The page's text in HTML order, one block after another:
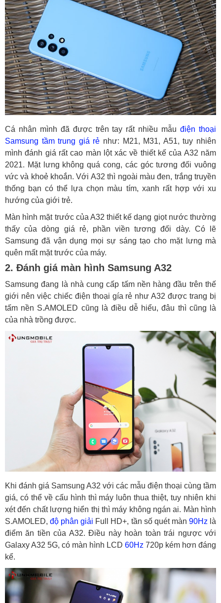
Cá nhân mình đã được trên tay rất nhiều mẫuđiện thoại
Samsung tầm trung giá rẻ như: M21, M31, A51, tuy nhiên
mình đánh giá rất cao màn lột xác về thiết kế của A32 năm
2021. Mặt lưng không quá cong, các góc tương đối vuông
vức và khoẻ khoắn. Với A32 thì ngoài màu đen, trắng truyền
thống bạn có thể lựa chọn màu tím, xanh rất hợp với xu
hướng của giới trẻ.
Màn hình mặt trước của A32 thiết kế dạng giọt nước thường
thấy của dòng giá rẻ, phần viền tương đối dày. Có lẽ
Samsung đã vận dụng mọi sự sáng tạo cho mặt lưng mà
quên mất mặt trước của máy.
2. Đánh giá màn hình Samsung A32
Samsung đang là nhà cung cấp tấm nền hàng đầu trên thế
giới nên việc chiếc điện thoại gía rẻ như A32 được trang bị
tấm nền S.AMOLED cũng là điều dễ hiểu, đâu thì cũng là
của nhà trồng được.
Khi đánh giá Samsung A32 với các mẫu điện thoại cùng tầm
giá, có thể về cấu hình thì máy luôn thua thiệt, tuy nhiên khi
xét đến chất lượng hiển thị thì máy không ngán ai. Màn hình
S.AMOLED,độ phân giải Full HD+, tần số quét màn 90Hz là
điểm ăn tiền của A32. Điều này hoàn toàn trái ngược với
Galaxy A32 5G, có màn hình LCD 60Hz 720p kém hơn đáng
kể.